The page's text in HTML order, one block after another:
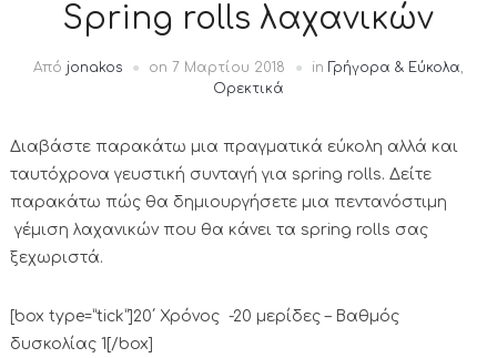
Spring rolls λαχανικών
Από jonakos on 7 Μαρτίου 2018 in Γρήγορα & Εύκολα,
Ορεκτικά
Διαβάστε παρακάτω μια πραγματικά εύκολη αλλά και
ταυτόχρονα γευστική συνταγή για spring rolls. Δείτε
παρακάτω πώς θα δημιουργήσετε μια πεντανόστιμη
γέμιση λαχανικών που θα κάνει τα spring rolls σας
ξεχωριστά.
[box type=”tick”]20΄ Χρόνος -20 μερίδες – Βαθμός
δυσκολίας 1[/box]